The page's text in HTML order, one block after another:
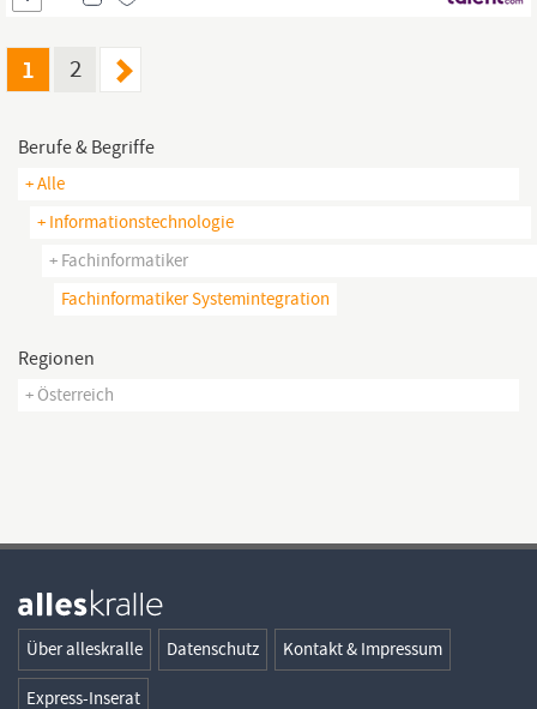
oder einer vergleichbaren Fachrichtung Mindestens drei Jahre
Kenntnisse in WPF Erfahrung...
1 2
Berufe & Begriffe
+ Alle
+ Informationstechnologie
+ Fachinformatiker
Fachinformatiker Systemintegration
Regionen
+ Österreich
Über alleskralle Datenschutz Kontakt & Impressum
Express-Inserat